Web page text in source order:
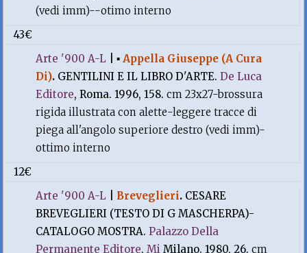
(vedi imm)--otimo interno
43€
Arte '900 A-L |▪Appella Giuseppe (A Cura
Di). GENTILINI E IL LIBRO D'ARTE.De Luca
Editore, Roma. 1996, 158.cm 23x27-brossura
rigida illustrata con alette-leggere tracce di
piega all'angolo superiore destro (vedi imm)-
ottimo interno
12€
Arte '900 A-L
Breveglieri. CESARE
BREVEGLIERI (TESTO DI G MASCHERPA)-
CATALOGO MOSTRA.Palazzo Della
Permanente Editore,Mi Milano. 1980, 26.cm